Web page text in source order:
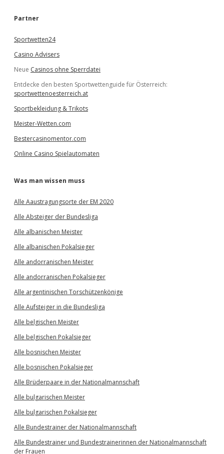
e
Partner
Sportwetten24
Casino Advisers
Neue Casinos ohne Sperrdatei
Entdecke den besten Sportwettenguide für Österreich:
sportwettenoesterreich.at
Sportbekleidung & Trikots
Meister-Wetten.com
Bestercasinomentor.com
Online Casino Spielautomaten
Was man wissen muss
Alle Aaustragungsorte der EM 2020
Alle Absteiger der Bundesliga
Alle albanischen Meister
Alle albanischen Pokalsieger
Alle andorranischen Meister
Alle andorranischen Pokalsieger
Alle argentinischen Torschützenkönige
Alle Aufsteiger in die Bundesliga
Alle belgischen Meister
Alle belgischen Pokalsieger
Alle bosnischen Meister
Alle bosnischen Pokalsieger
Alle Brüderpaare in der Nationalmannschaft
Alle bulgarischen Meister
Alle bulgarischen Pokalsieger
Alle Bundestrainer der Nationalmannschaft
Alle Bundestrainer und Bundestrainerinnen der Nationalmannschaft
der Frauen